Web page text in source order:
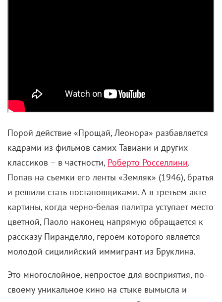
Порой действие «Прощай, Леонора» разбавляется
кадрами из фильмов самих Тавиани и других
классиков – в частности, Роберто Росселлини.
Попав на съемки его ленты «Земляк» (1946), братья
и решили стать постановщиками. А в третьем акте
картины, когда черно-белая палитра уступает место
цветной, Паоло наконец напрямую обращается к
рассказу Пиранделло, героем которого является
молодой сицилийский иммигрант из Бруклина.
Это многослойное, непростое для восприятия, по-
своему уникальное кино на стыке вымысла и